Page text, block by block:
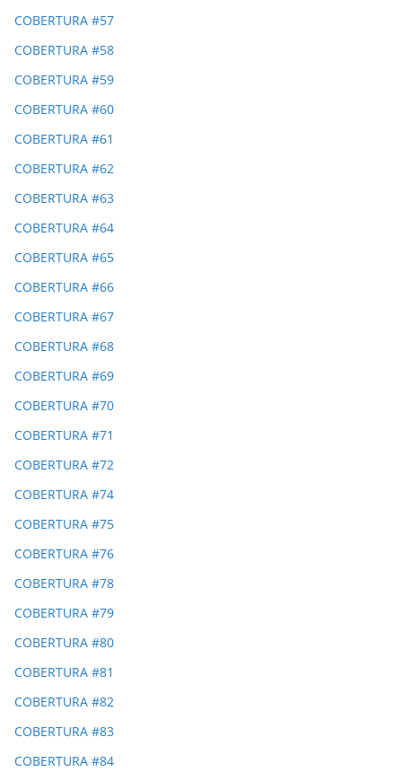
COBERTURA #57
COBERTURA #58
COBERTURA #59
COBERTURA #60
COBERTURA #61
COBERTURA #62
COBERTURA #63
COBERTURA #64
COBERTURA #65
COBERTURA #66
COBERTURA #67
COBERTURA #68
COBERTURA #69
COBERTURA #70
COBERTURA #71
COBERTURA #72
COBERTURA #74
COBERTURA #75
COBERTURA #76
COBERTURA #78
COBERTURA #79
COBERTURA #80
COBERTURA #81
COBERTURA #82
COBERTURA #83
COBERTURA #84